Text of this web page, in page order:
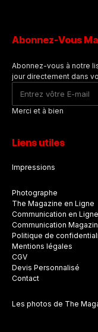
Abonnez-Vous
Abonnez-vous à notre
jour directement dans
Merci et à bien
Liens utiles
Impressions
Photographe
The Magazine en Ligne
Communication en Ligne
Communication
Politique de
Mentions légales
CGV
Devis Personnalisé
Contact
Les photos de The